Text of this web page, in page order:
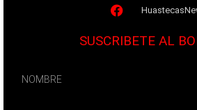
SUSCRIBETE AL